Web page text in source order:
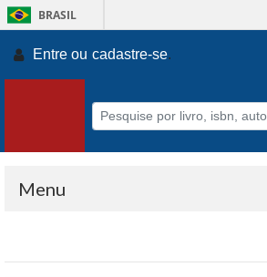
BRASIL
Entre ou cadastre-se.
Menu